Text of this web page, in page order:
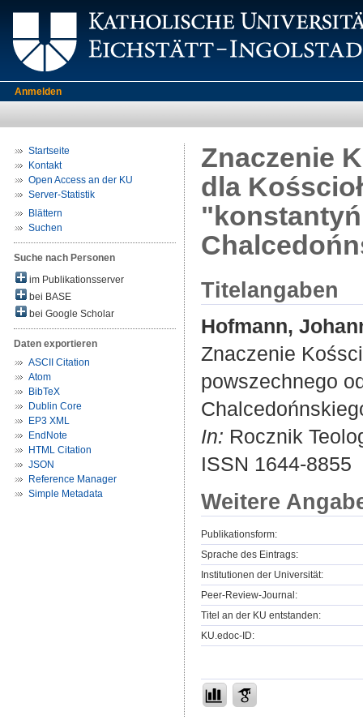
Anmelden
Startseite
Kontakt
Open Access an der KU
Server-Statistik
Blättern
Suchen
Suche nach Personen
im Publikationsserver
bei BASE
bei Google Scholar
Daten exportieren
ASCII Citation
Atom
BibTeX
Dublin Core
EP3 XML
EndNote
HTML Citation
JSON
Reference Manager
Simple Metadata
Znaczenie
dla
Titelangaben
Hofmann,
Znaczenie
powszechnego
In: Rocznik
ISSN 1644-8855
Weitere
Publikationsform:
Sprache des Eintrags:
Institutionen der Universität:
Peer-Review-Journal:
Titel an der KU entstanden:
KU.edoc-ID: